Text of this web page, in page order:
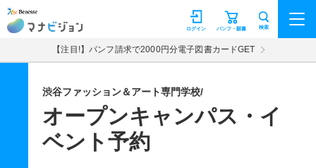
マナビジョン パンフ・願書
ログイン 検索
【注目!】パンフ請求で2000円分電子図書カードGET
渋谷ファッション＆アート専門学校/
オープンキャンパス・イ
ベント予約